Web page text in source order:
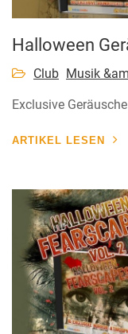
Halloween
Club Musik
Exclusive
ARTIKEL LESEN